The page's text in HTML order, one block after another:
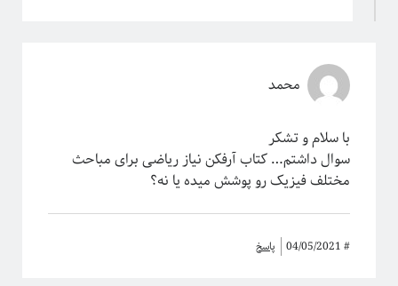
محمد
با سلام و تشکر
سوال داشتم… کتاب آرفکن نیاز ریاضی برای مباحث
مختلف فیزیک رو پوشش میده یا نه؟
#
04/05/2021 پاسخ